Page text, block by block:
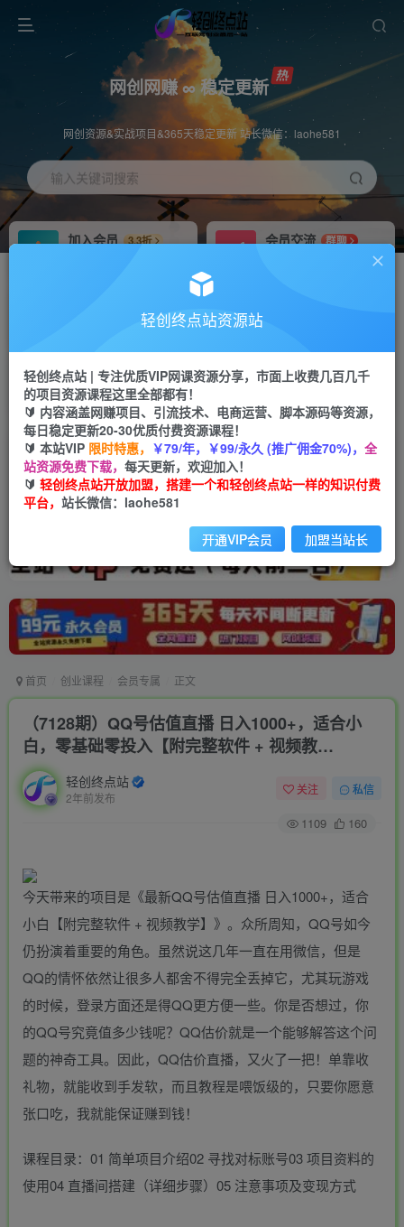
网创网赚 ∞ 稳定更新
网创资源&实战项目&365天稳定更新 站长微信：laohe581
输入关键词搜索
加入会员
3.3折
会员交流
群聊
推广返佣高达70%
投稿专区 免费
教程必须完整详细
APP下载
Down
首页 创业课程 会员专属 正文
（7128期）QQ号估值直播 日入1000+，适合小
白，零基础零投入【附完整软件 + 视频教…
轻创终点站
2年前发布
关注 私信
1109 160
今天带来的项目是《最新QQ号估值直播 日入1000+，适合
小白【附完整软件 + 视频教学】》。众所周知，QQ号如今
仍扮演着重要的角色。虽然说这几年一直在用微信，但是
QQ的情怀依然让很多人都舍不得完全丢掉它，尤其玩游戏
的时候，登录方面还是得QQ更方便一些。你是否想过，你
的QQ号究竟值多少钱呢？QQ估价就是一个能够解答这个问
题的神奇工具。因此，QQ估价直播，又火了一把！单靠收
礼物，就能收到手发软，而且教程是喂饭级的，只要你愿意
张口吃，我就能保证赚到钱！
课程目录：01 简单项目介绍02 寻找对标账号03 项目资料的
使用04 直播间搭建（详细步骤）05 注意事项及变现方式
轻创终点站资源站
轻创终点站 | 专注优质VIP网课资源分享，市面上收费几百几千
的项目资源课程这里全部都有！
🔰 内容涵盖网赚项目、引流技术、电商运营、脚本源码等资源，
每日稳定更新20-30优质付费资源课程！
🔰 本站VIP 限时特惠， ￥79/年，￥99/永久 (推广佣金70%)， 全
站资源免费下载， 每天更新，欢迎加入！
🔰 轻创终点站开放加盟，搭建一个和轻创终点站一样的知识付费
平台， 站长微信：laohe581
开通VIP会员 加盟当站长